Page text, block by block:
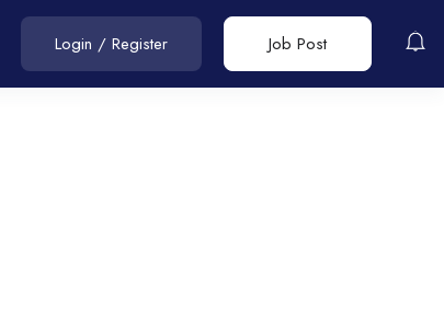
Login / Register Job Post